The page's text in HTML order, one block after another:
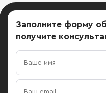
Заполните форму
получите